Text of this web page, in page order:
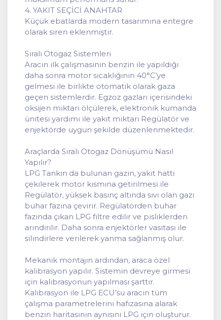
4. YAKIT SEÇİCİ ANAHTAR
Küçük ebatlarda modern tasarımına entegre
olarak siren eklenmiştir.
Sıralı Otogaz Sistemleri
Aracın ilk çalışmasının benzin ile yapıldığı
daha sonra motor sıcaklığının 40°C’ye
gelmesi ile birlikte otomatik olarak gaza
geçen sistemlerdir. Egzoz gazları içerisindeki
oksijen miktarı ölçülerek, elektronik kumanda
ünitesi yardımı ile yakıt miktarı Regülatör ve
enjektörde uygun şekilde düzenlenmektedir.
Araçlarda Sıralı Otogaz Dönüşümü Nasıl
Yapılır?
LPG Tankın da bulunan gazın, yakıt hattı
çekilerek motor kısmına getirilmesi ile
Regülatör, yüksek basınç altında sıvı olan gazı
buhar fazına çevirir. Regülatörden buhar
fazında çıkan LPG filtre edilir ve pisliklerden
arındırılır. Daha sonra enjektörler vasıtası ile
silindirlere verilerek yanma sağlanmış olur.
Mekanik montajın ardından, araca özel
kalibrasyon yapılır. Sistemin devreye girmesi
için kalibrasyonun yapılması şarttır.
Kalibrasyon ile LPG ECU’su aracın tüm
çalışma parametrelerini hafızasına alarak
benzin haritasının aynısını LPG için oluşturur.